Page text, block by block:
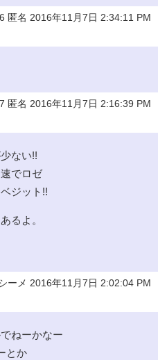
匿名 2016年11月7日 2:34:11 PM
匿名 2016年11月7日 2:16:39 PM
ない!!
でロゼ
ジット!!
るよ。
ーメ 2016年11月7日 2:02:04 PM
ねーかなー
とか